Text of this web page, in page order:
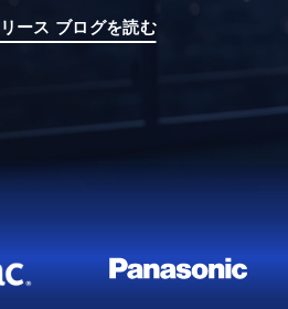
ース ブログを読む